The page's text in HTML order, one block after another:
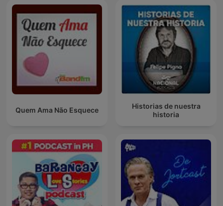
Quem Ama Não Esquece
Historias de nuestra
historia